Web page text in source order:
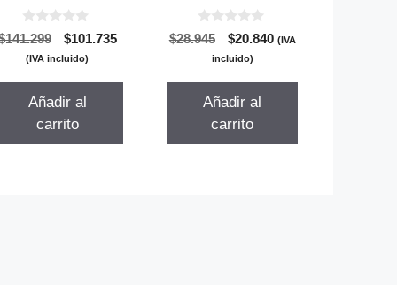
0
d
e
141.299
El
precio
era:
$101.735El
(IVA incluido)
Añadir al
carrito
0
d
$28.945
El
precio
era:
$20.840El(IVA
incluido)
Añadir al
carrito